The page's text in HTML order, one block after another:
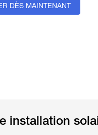
DÈS MAINTENANT
installation